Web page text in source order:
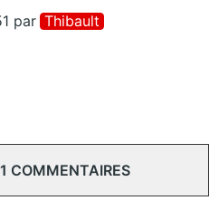
par Thibault
COMMENTAIRES